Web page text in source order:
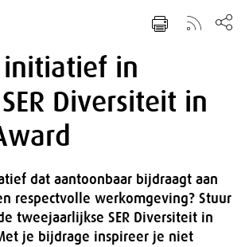
initiatief in
Diversiteit in
dat aantoonbaar bijdraagt aan
respectvolle werkomgeving? Stuur
tweejaarlijkse SER Diversiteit in
je bijdrage inspireer je niet